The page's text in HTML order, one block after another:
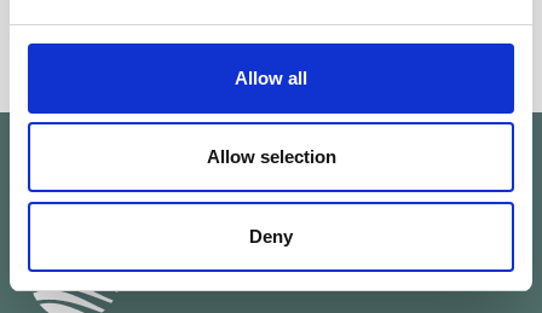
Allow all
Allow selection
Deny